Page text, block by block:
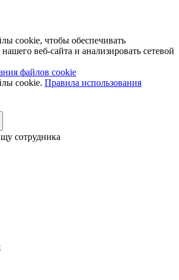
cookie, чтобы обеспечивать
веб-сайта и анализировать сетевой
файлов cookie
cookie. Правила использования
сотрудника